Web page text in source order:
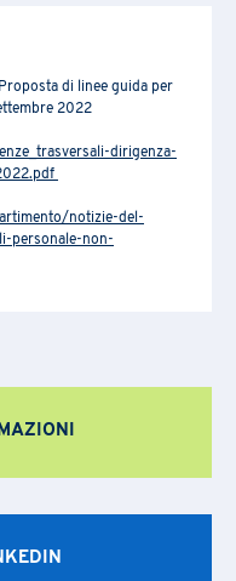
di linee guida per
2022
dirigenza-
notizie-del-
personale-non-